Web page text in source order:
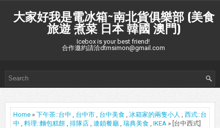
大家好我是電冰箱~南北貨俱樂部 (美食
旅遊 煮菜 日本 韓國 澳門)
Icebox is your best friend!
合作邀約請洽dtmsimon@gmail.com
Home » 下午茶::台中 , 台中市 , 台中美食 , 冰箱家的兩隻小人 , 西式::台
中 , 料理::麵包糕餅 , 排隊店 , 連鎖餐廳 , 瑞典美食 , IKEA » [台中西式]